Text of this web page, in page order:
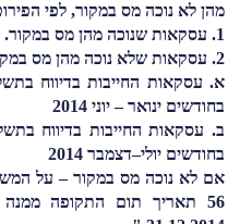
מהן לא נוכה מס במקור, לפי
1. עסקאות שנוכה מהן מס במקור.
2. עסקאות שלא נוכה מהן מס במקור. יש להגיש טופס נפרד ל-:
א. עסקאות החייבות בדיווח
בחודשים ינואר – יוני 2014
ב. עסקאות החייבות בדיווח
בחודשים יולי–דצמבר 2014